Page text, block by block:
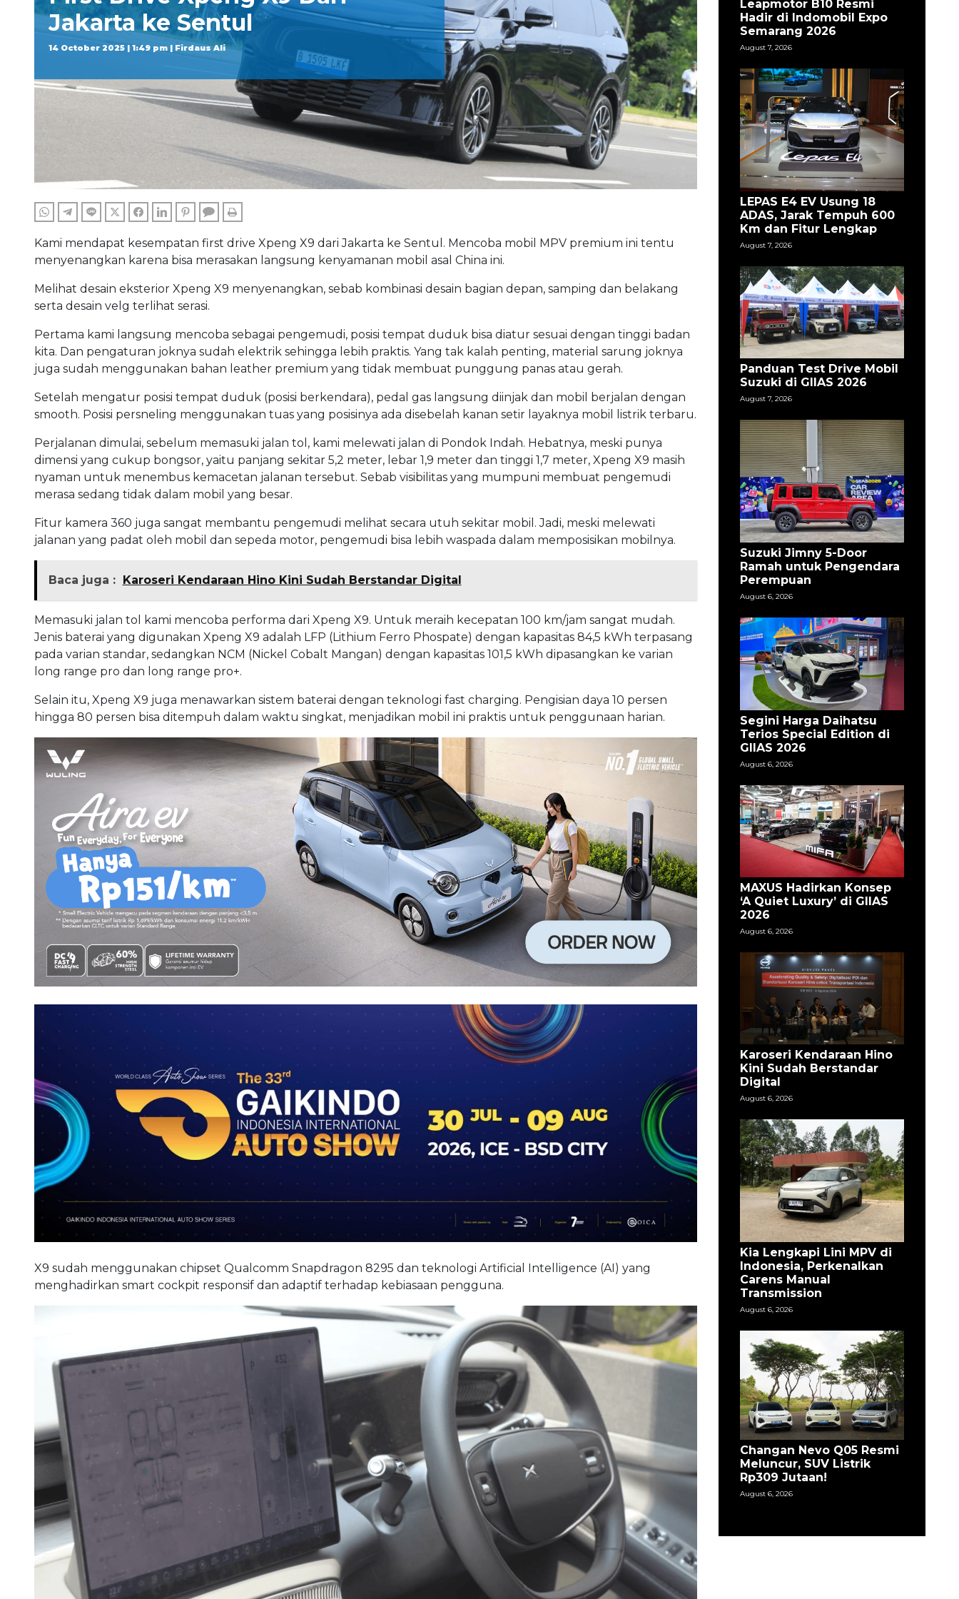
Jakarta ke Sentul
14 October 2025 | 1:49 pm | Firdaus Ali
WHATSAPPTELEGRAM
LINE TWITTERFACEBOOKLINKEDINPINTERESTCOMMENTS
Kami mendapat kesempatan first drive Xpeng X9 dari Jakarta ke Sentul. Mencoba mobil MPV premium ini tentu
menyenangkan karena bisa merasakan langsung kenyamanan mobil asal China ini.
Melihat desain eksterior Xpeng X9 menyenangkan, sebab kombinasi desain bagian depan, samping dan belakang
serta desain velg terlihat serasi.
Pertama kami langsung mencoba sebagai pengemudi, posisi tempat duduk bisa diatur sesuai dengan tinggi badan
kita. Dan pengaturan joknya sudah elektrik sehingga lebih praktis. Yang tak kalah penting, material sarung joknya
juga sudah menggunakan bahan leather premium yang tidak membuat punggung panas atau gerah.
Setelah mengatur posisi tempat duduk (posisi berkendara), pedal gas langsung diinjak dan mobil berjalan dengan
smooth. Posisi persneling menggunakan tuas yang posisinya ada disebelah kanan setir layaknya mobil listrik terbaru.
Perjalanan dimulai, sebelum memasuki jalan tol, kami melewati jalan di Pondok Indah. Hebatnya, meski punya
dimensi yang cukup bongsor, yaitu panjang sekitar 5,2 meter, lebar 1,9 meter dan tinggi 1,7 meter, Xpeng X9 masih
nyaman untuk menembus kemacetan jalanan tersebut. Sebab visibilitas yang mumpuni membuat pengemudi
merasa sedang tidak dalam mobil yang besar.
Fitur kamera 360 juga sangat membantu pengemudi melihat secara utuh sekitar mobil. Jadi, meski melewati
jalanan yang padat oleh mobil dan sepeda motor, pengemudi bisa lebih waspada dalam memposisikan mobilnya.
Baca juga : Karoseri Kendaraan Hino Kini Sudah Berstandar Digital
Memasuki jalan tol kami mencoba performa dari Xpeng X9. Untuk meraih kecepatan 100 km/jam sangat mudah.
Jenis baterai yang digunakan Xpeng X9 adalah LFP (Lithium Ferro Phospate) dengan kapasitas 84,5 kWh terpasang
pada varian standar, sedangkan NCM (Nickel Cobalt Mangan) dengan kapasitas 101,5 kWh dipasangkan ke varian
long range pro dan long range pro+.
Selain itu, Xpeng X9 juga menawarkan sistem baterai dengan teknologi fast charging. Pengisian daya 10 persen
hingga 80 persen bisa ditempuh dalam waktu singkat, menjadikan mobil ini praktis untuk penggunaan harian.
X9 sudah menggunakan chipset Qualcomm Snapdragon 8295 dan teknologi Artificial Intelligence (AI) yang
menghadirkan smart cockpit responsif dan adaptif terhadap kebiasaan pengguna.
Leapmotor B10 Resmi
Hadir di Indomobil Expo
Semarang 2026
August 7, 2026
LEPAS E4 EV Usung 18
ADAS, Jarak Tempuh 600
Km dan Fitur Lengkap
August 7, 2026
Panduan Test Drive Mobil
Suzuki di GIIAS 2026
August 7, 2026
Suzuki Jimny 5-Door
Ramah untuk Pengendara
Perempuan
August 6, 2026
Segini Harga Daihatsu
Terios Special Edition di
GIIAS 2026
August 6, 2026
MAXUS Hadirkan Konsep
‘A Quiet Luxury’ di GIIAS
2026
August 6, 2026
Karoseri Kendaraan Hino
Kini Sudah Berstandar
Digital
August 6, 2026
Kia Lengkapi Lini MPV di
Indonesia, Perkenalkan
Carens Manual
Transmission
August 6, 2026
Changan Nevo Q05 Resmi
Meluncur, SUV Listrik
Rp309 Jutaan!
August 6, 2026